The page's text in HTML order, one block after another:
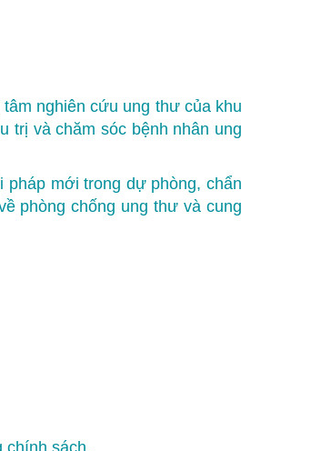
nghiên cứu ung thư của khu
trị và chăm sóc bệnh nhân ung
pháp mới trong dự phòng, chẩn
phòng chống ung thư và cung